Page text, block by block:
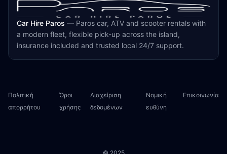
Car Hire Paros — Paros car, ATV and scooter rentals with
a modern fleet, flexible pick-up across the island,
insurance included and trusted local 24/7 support.
Πολιτική
απορρήτου
Όροι
χρήσης
Διαχείριση
δεδομένων
Νομική
ευθύνη
Επικοινωνία